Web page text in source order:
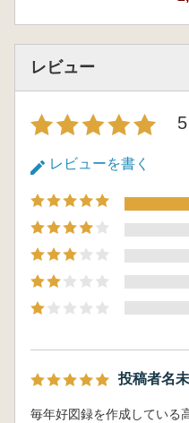
レビュー
5
レビューを書く
投稿者名
毎年好図録を作成している